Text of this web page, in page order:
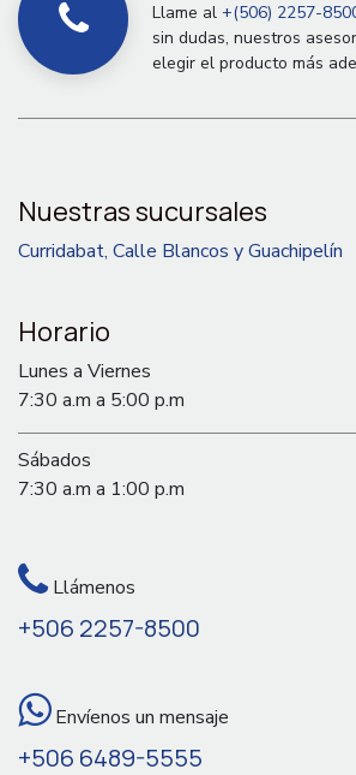
Llame al +(506) 2257-
sin dudas, nuestros
elegir el producto más
Nuestras sucursales
Curridabat, Calle Blancos y Guachipelín
Horario
Lunes a Viernes
7:30 a.m a 5:00 p.m
Sábados
7:30 a.m a 1:00 p.m
Llámenos
+506 2257-8500
Envíenos un mensaje
+506 6489-5555